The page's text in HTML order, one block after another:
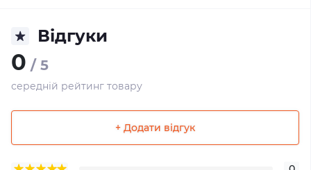
Відгуки
0 / 5
середній рейтинг товару
+ Додати відгук